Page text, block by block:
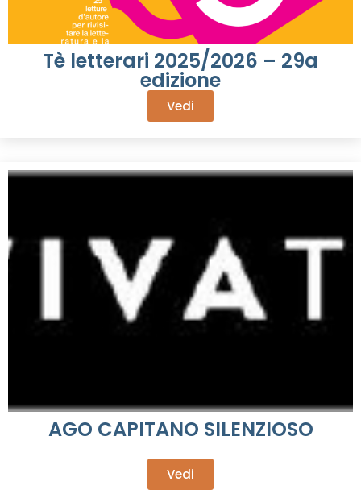
Tè letterari 2025/2026 – 29a
edizione
Vedi
AGO CAPITANO SILENZIOSO
Vedi